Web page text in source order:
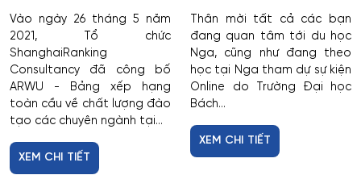
Vào ngày 26 tháng 5 năm
2021, Tổ chức
ShanghaiRanking
Consultancy đã công bố
ARWU - Bảng xếp hạng
toàn cầu về chất lượng đào
tạo các chuyên ngành tại...
XEM CHI TIẾT
Thân mời tất cả các bạn
đang quan tâm tới du học
Nga, cũng như đang theo
học tại Nga tham dự sự kiện
Online do Trường Đại học
Bách...
XEM CHI TIẾT